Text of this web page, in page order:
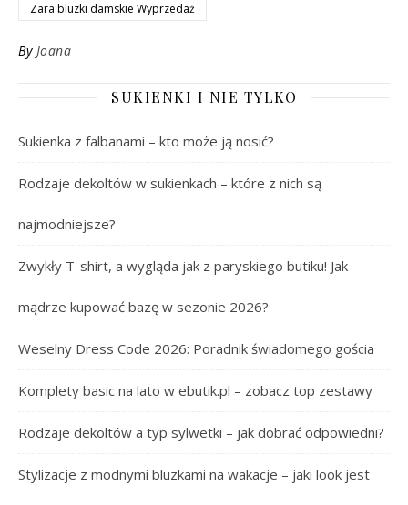
Zara bluzki damskie Wyprzedaż
By Joana
SUKIENKI I NIE TYLKO
Sukienka z falbanami – kto może ją nosić?
Rodzaje dekoltów w sukienkach – które z nich są
najmodniejsze?
Zwykły T-shirt, a wygląda jak z paryskiego butiku! Jak
mądrze kupować bazę w sezonie 2026?
Weselny Dress Code 2026: Poradnik świadomego gościa
Komplety basic na lato w ebutik.pl – zobacz top zestawy
Rodzaje dekoltów a typ sylwetki – jak dobrać odpowiedni?
Stylizacje z modnymi bluzkami na wakacje – jaki look jest